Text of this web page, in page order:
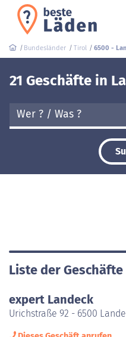
Bundesländer Tirol 6500 -
21 Geschäfte in
Liste der
expert Landeck
Urichstraße 92 - 6500